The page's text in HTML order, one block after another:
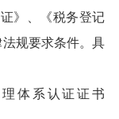
》、《税务登记
法规要求条件。具
体系认证证书